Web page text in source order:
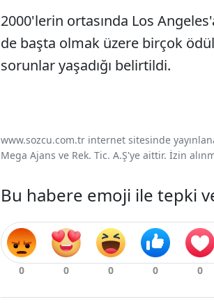
2000'lerin ortasında Los
de başta olmak üzere birçok
sorunlar yaşadığı belirtildi.
www.sozcu.com.tr internet sitesinde
Mega Ajans ve Rek. Tic. A.Ş'ye aittir. İzin
Bu habere emoji ile tepki